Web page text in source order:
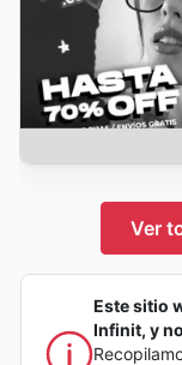
Ver
Este sitio
Infinit, y